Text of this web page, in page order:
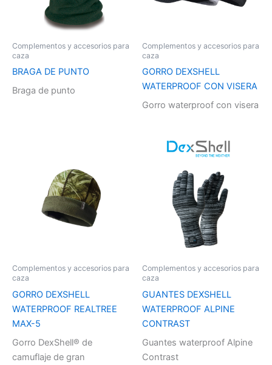
Complementos y accesorios para
caza
BRAGA DE PUNTO
Braga de punto
Complementos y accesorios para
caza
GORRO DEXSHELL
WATERPROOF CON VISERA
Gorro waterproof con visera
Complementos y accesorios para
caza
GORRO DEXSHELL
WATERPROOF REALTREE
MAX-5
Gorro DexShell® de
camuflaje de gran
Complementos y accesorios para
caza
GUANTES DEXSHELL
WATERPROOF ALPINE
CONTRAST
Guantes waterproof Alpine
Contrast